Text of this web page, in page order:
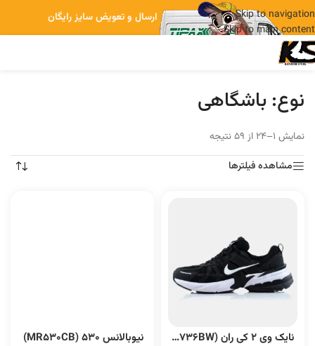
Skip to navigation
Skip to main content
ارسال و تعویض سایز رایگان
نوع: باشگاهی
نمایش 1–24 از 59 نتیجه
مشاهده فیلترها
نایک وی 2 کی ران (FD0736BW) نیوبالانس 530 (MR530CB)